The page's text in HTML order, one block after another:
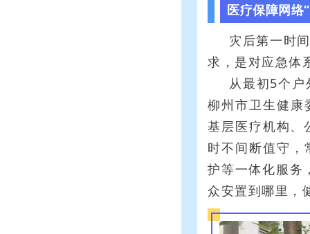
医疗保障网络
灾后第一时
求，是对应急体
从最初5个
柳州市卫生健康
基层医疗机构、
时不间断值守
护等一体化服务
众安置到哪里，